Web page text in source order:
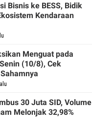
Bisnis ke BESS, Bidik
Kendaraan
Menguat pada
(10/8), Cek
30 Juta SID, Volume
Melonjak 32,98%